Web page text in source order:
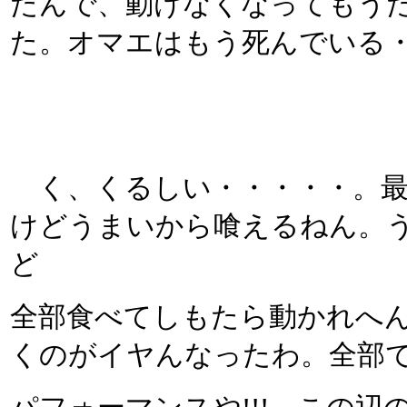
た。オマエはもう死んでいる
く、くるしい・・・・・。
けどうまいから喰えるねん。
ど
全部食べてしもたら動かれへ
くのがイヤんなったわ。全部